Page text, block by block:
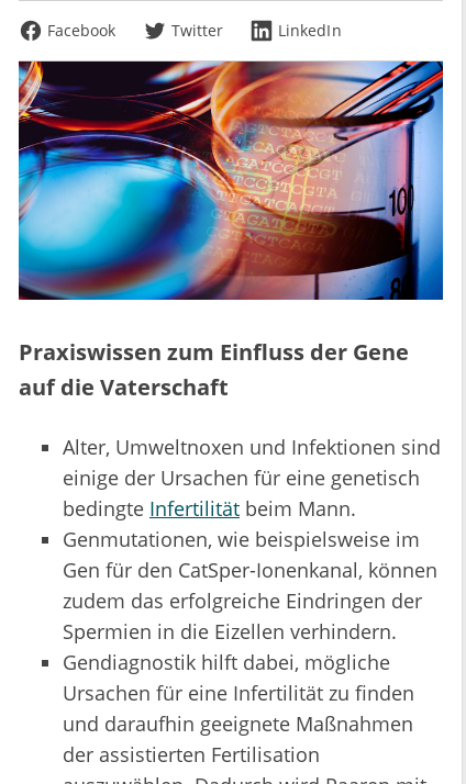
Facebook
Twitter LinkedIn
Praxiswissen zum Einfluss der Gene
auf die Vaterschaft
Alter, Umweltnoxen und Infektionen sind
einige der Ursachen für eine genetisch
bedingte Infertilität beim Mann.
Genmutationen, wie beispielsweise im
Gen für den CatSper-Ionenkanal, können
zudem das erfolgreiche Eindringen der
Spermien in die Eizellen verhindern.
Gendiagnostik hilft dabei, mögliche
Ursachen für eine Infertilität zu finden
und daraufhin geeignete Maßnahmen
der assistierten Fertilisation